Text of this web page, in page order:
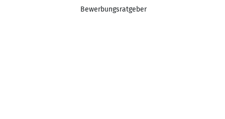
Bewerbungsratgeber